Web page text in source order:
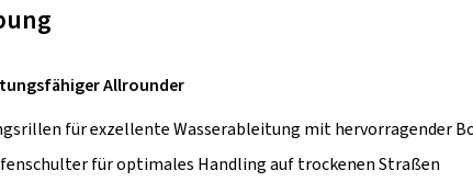
Allrounder
für exzellente Wasserableitung mit hervorragender
für optimales Handling auf trockenen Straßen